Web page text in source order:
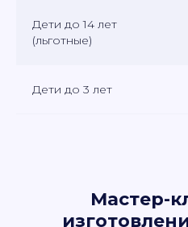
Дети до 14 лет
(льготные)
Дети до 3 лет
Мастер-